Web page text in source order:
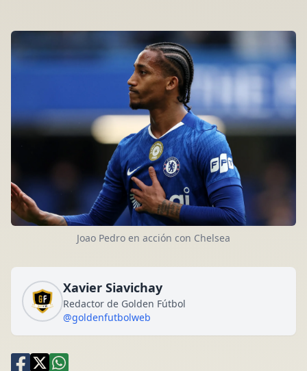
Joao Pedro en acción con Chelsea
Xavier Siavichay
Redactor de Golden Fútbol
@goldenfutbolweb